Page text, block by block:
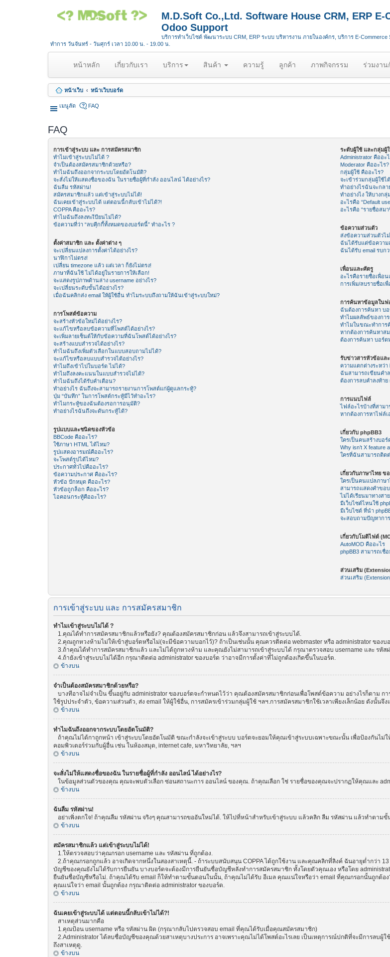
M.D.Soft Co.,Ltd. Software House CRM, ERP
Odoo Support
บริการทำเว็บไซต์ พัฒนาระบบ CRM, ERP ระบบ บริหารงาน ภายในองค์กร, บริการ E-
ทำการ วันจันทร์ - วันศุกร์ เวลา 10.00 น. - 19.00 น.
หน้าหลัก(
u
r
เกี่ยวกับเรา บริการ สินค้า ความรู้ ลูกค้า ภาพกิจกรรม ร่วมงาน
หน้าเว็บ หน้าเว็บบอร์ด
เมนูลัด FAQ
FAQ
การเข้าสู่ระบบ และ การสมัครสมาชิก
ทำไมเข้าสู่ระบบไม่ได้ ?
จำเป็นต้องสมัครสมาชิกด้วยหรือ?
ทำไมฉันถึงออกจากระบบโดยอัตโนมัติ?
จะสั่งไม่ให้แสดงชื่อของฉัน ในรายชื่อผู้ที่กำลัง ออนไลน์ ได้อย่างไร?
ฉันลืม รหัสผ่าน!
สมัครสมาชิกแล้ว แต่เข้าสู่ระบบไม่ได้!
ฉันเคยเข้าสู่ระบบได้ แต่ตอนนี้กลับเข้าไม่ได้?!
COPPA คืออะไร?
ทำไมฉันถึงลงทะเีบียนไม่ได้?
ข้อความที่ว่า “ลบคุีกกี้ทั้งหมดของบอร์ดนี้” ทำอะไร ?
ตั้งค่าสมาชิก และ ตั้งค่าต่าง ๆ
จะเปลี่ยนแปลงการตั้งค่าได้อย่างไร?
นาฬิกาไม่ตรง!
เปลี่ยน timezone แล้ว แต่เวลา ก็ยังไม่ตรง!
ภาษาที่ฉันใช้ ไม่ได้อยู่ในรายการให้เลือก!
จะแสดงรูปภาพด้านล่าง username อย่างไร?
จะเปลี่ยนระดับขั้นได้อย่างไร?
เมื่อฉันคลิกส่ง email ให้ผู้ใช้อื่น ทำไมระบบถึงถามให้ฉันเข้าสู่ระบบใหม่?
การโพสต์ข้อความ
จะสร้างหัวข้อใหม่ได้อย่างไร?
จะแก้ไขหรือลบข้อความที่โพสต์ได้อย่างไร?
จะเพิ่มลายเซ็นต์ให้กับข้อความที่ฉันโพสต์ได้อย่างไร?
จะสร้างแบบสำรวจได้อย่างไร?
ทำไมฉันถึงเพิ่มตัวเลือกในแบบสอบถามไม่ได้?
จะแก้ไขหรือลบแบบสำรวจได้อย่างไร?
ทำไมถึงเข้าไปในบอร์ด ไม่ได้?
ทำไมถึงลงคะแนนในแบบสำรวจไม่ได้?
ทำไมฉันถึงได้รับคำเตือน?
ทำอย่างไร ฉันถึงจะสามารถรายงานการโพสต์แก่ผู้ดูแลกระทู้?
ปุ่ม “บันทึก” ในการโพสต์กระทู้มีไว้ทำอะไร?
ทำไมกระทู้ของฉันต้องรอการอนุมัติ?
ทำอย่างไรฉันถึงจะดันกระทู้ได้?
รูปแบบและชนิดของหัวข้อ
BBCode คืออะไร?
ใช้ภาษา HTML ได้ไหม?
รูปแสดงอารมณ์คืออะไร?
จะโพสต์รูปได้ไหม?
ประกาศทั่วไปคืออะไร?
ข้อความประกาศ คืออะไร?
หัวข้อ ปักหมุด คืออะไร?
หัวข้อถูกล็อก คืออะไร?
ไอคอนกระทู้คืออะไร?
ระดับผู้ใช้ และกลุ่มผู้
Administrator คืออะ
Moderator คืออะไร?
กลุ่มผู้ใช้ คืออะไร?
จะเข้าร่วมกลุ่มผู้ใช้ไ
ทำอย่างไรฉันจะกล
ทำอย่างไง ให้บางก
อะไรคือ “Default
อะไรคือ “รายชื่อสมา
ข้อความส่วนตัว
ส่งข้อความส่วนตัวไ
ฉันได้รับแต่ข้อความ
ฉันได้รับ email รบก
เพื่อนและศัตรู
อะไรคือรายชื่อเพื่อ
การเพิ่ม/ลบรายชื่อเ
การค้นหาข้อมูลในฟ
ฉันต้องการค้นหา บอ
ทำไมผลลัพธ์ของกา
ทำไมในขณะทำการ
หากต้องการค้นหาส
ต้องการค้นหา บอร์ด
รับข่าวสารหัวข้อแล
ความแตกต่างระหว่า
ฉันสามารถเขียนคำ
ต้องการลบคำลงท้าย
การแนบไฟล์
ไฟล์อะไรบ้างที่สาม
หากต้องการหาไฟล์
เกี่ยวกับ phpBB3
ใครเป็นคนสร้างบอร์
Why isn’t X feature
ใครที่ฉันสามารถติด
เกี่ยวกับภาษาไทย ข
ใครเป็นคนแปลภาษา
สามารถแสดงคำขอ
ไม่ได้เรียนมาทางสา
มีเว็บไซต์ไหนใช้
มีเว็บไซต์ ที่นำ
จะสอบถามปัญหากา
เกี่ยวกับโมดิไฟด์
AutoMOD คืออะไร
phpBB3 สามารถเชื่
ส่วนเสริม
ส่วนเสริม
การเข้าสู่ระบบ และ การสมัครสมาชิก
ทำไมเข้าสู่ระบบไม่ได้ ?
1.คุณได้ทำการสมัครสมาชิกแล้วหรือยัง? คุณต้องสมัครสมาชิกก่อน แล้วจึงสามารถเข้าสู่ระบบได้.
2.คุณถูกหวงห้ามไม่ให้เข้าสู่บอร์ดหรือไม่(จะมีข้อความบอกไว้)? ถ้าเป็นเช่นนั้น คุณควรติดต่อ webmaster หรือ administrator ของบ
3.ถ้าคุณได้ทำการสมัครสมาชิกแล้ว และไม่ได้ถูกหวงห้าม และคุณยังไม่สามารถเข้าสู่ระบบได้ กรุณาตรวจสอบ username และ รหัส
4.ถ้ายังเข้าสู่ระบบไม่ได้อีก กรุณาติดต่อ administrator ของบอร์ด ว่าอาจมีการตั้งค่าที่ไม่ถูกต้องเกิดขึ้นในบอร์ด.
ข้างบน
จำเป็นต้องสมัครสมาชิกด้วยหรือ?
บางทีอาจไม่จำเป็น ขึ้นอยู่กับ administrator ของบอร์ดจะกำหนดไว้ว่า คุณต้องสมัครสมาชิกก่อนเพื่อโพสต์ข้อความ อย่างไรก็ตาม
ใช้รูปประจำตัว, ข้อความส่วนตัว, ส่ง email ให้ผู้ใช้อื่น, การสมัครเข้าร่วมกลุ่มผู้ใช้ ฯลฯ.การสมัครสมาชิกใช้เวลาเพียงเล็กน้อย ดังนั้น
ข้างบน
ทำไมฉันถึงออกจากระบบโดยอัตโนมัติ?
ถ้าคุณไม่ได้กาถูกหน้า เข้าสู่ระบบโดยอัตโนมัติ ขณะกำลังจะเข้าสู่ระบบ บอร์ดจะยอมให้คุณเข้าสู่ระบบเฉพาะขณะนั้น เพื่อป้องกัน
คอมพิวเตอร์ร่วมกับผู้อื่น เช่น ในห้องสมุด, internet cafe, มหาวิทยาลัย, ฯลฯ
ข้างบน
จะสั่งไม่ให้แสดงชื่อของฉัน ในรายชื่อผู้ที่กำลัง ออนไลน์ ได้อย่างไร?
ในข้อมูลส่วนตัวของคุณ คุณจะพบตัวเลือก ซ่อนสถานะการ ออนไลน์ ของคุณ. ถ้าคุณเลือก ใช่ รายชื่อของคุณจะปรากฏให้คุณและ
ข้างบน
ฉันลืม รหัสผ่าน!
อย่าเพิ่งตกใจ! ถ้าคุณลืม รหัสผ่าน จริงๆ คุณสามารถขออันใหม่ได้. ให้ไปที่หน้าสำหรับเข้าสู่ระบบ แล้วคลิก ลืม รหัสผ่าน แล้วทำตามขั้
ข้างบน
สมัครสมาชิกแล้ว แต่เข้าสู่ระบบไม่ได้!
1.ให้ตรวจสอบว่าคุณกรอก username และ รหัสผ่าน ที่ถูกต้อง.
2.ถ้าคุณกรอกถูกแล้ว อาจเกิดจากหนึ่งในสองสาเหตุนี้. - ถ้าระบบสนับสนุน COPPA ได้ถูกใช้งาน และคุณคลิกที่ลิงค์ ฉันอายุต่ำกว่
บัญชีของคุณยังไม่ได้รับการยืนยัน บางบอร์ดจะต้องมีการยืนยันชื่อบัญชีหลังทำการสมัครสมาชิก ทั้งโดยตัวคุณเอง หรือโดย
ยืนยันชื่อบัญชีหรือไม่. ถ้าคุณได้รับ email ก็ให้ทำตามขั้นตอนในนั้น, ถ้าคุณไม่ได้รับ อีเมล คุณแน่ใจหรือว่า email ที่คุณกรอกนั้นถูกต้อ
คุณแน่ใจว่า email นั้นถูกต้อง กรุณาติดต่อ administrator ของบอร์ด.
ข้างบน
ฉันเคยเข้าสู่ระบบได้ แต่ตอนนี้กลับเข้าไม่ได้?!
สาเหตุส่วนมากคือ
1.คุณป้อน username หรือ รหัสผ่าน ผิด (กรุณากลับไปตรวจสอบ email ที่คุณได้รับเมื่อคุณสมัครสมาชิก)
2.Administrator ได้ลบชื่อบัญชีของคุณด้วยสาเหตุบางประการ อาจเพราะคุณไม่ได้โพสต์อะไรเลย เป็นเหตุการณ์ปกติที่จะมีการลบผู้
ถึงสาเหตุดู.
ข้างบน